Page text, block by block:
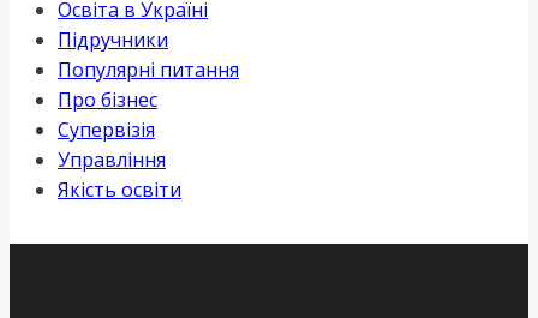
Освіта в Україні
Підручники
Популярні питання
Про бізнес
Супервізія
Управління
Якість освіти